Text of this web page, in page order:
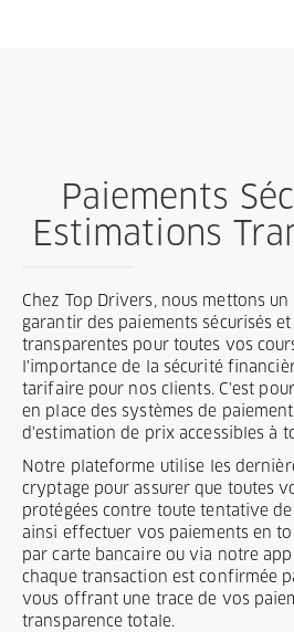
Paiements
Estimations
Chez Top Drivers, nous mettons
garantir des paiements sécurisés
transparentes pour toutes vos
l'importance de la sécurité
tarifaire pour nos clients. C'est
en place des systèmes de
d'estimation de prix accessibles à
Notre plateforme utilise les
cryptage pour assurer que toutes
protégées contre toute tentative
ainsi effectuer vos paiements en
par carte bancaire ou via notre
chaque transaction est confirmée
vous offrant une trace de vos
transparence totale.